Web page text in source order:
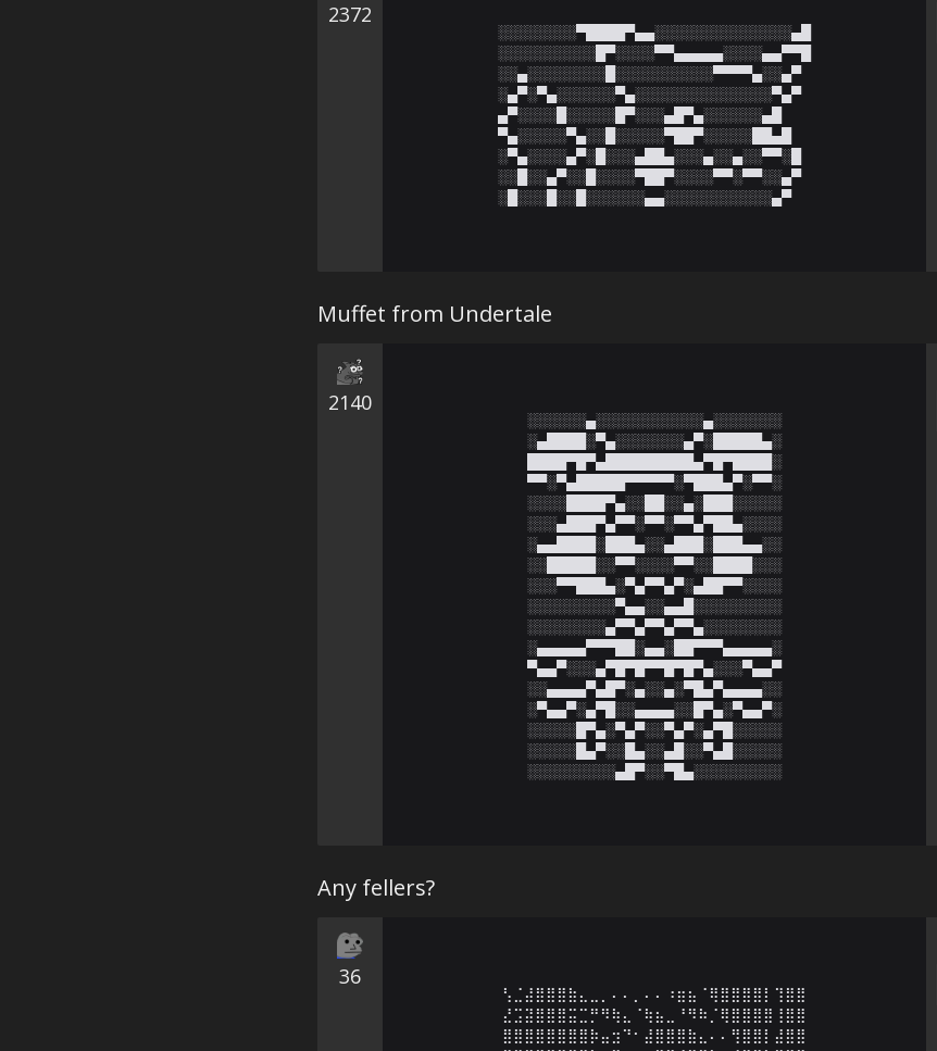
2372
░░░░░░░░▀████▀▄▄░░░░░░░░░░░░░░▄█
░░░░░░░░░░█▀░░░░▀▀▄▄▄▄▄░░░░▄▄▀▀█
░░▄░░░░░░░░█░░░░░░░░░░▀▀▀▀▄░░▄▀
░▄▀░▀▄░░░░░░▀▄░░░░░░░░░░░░░░▀▄▀
▄▀░░░░█░░░░░█▀░░░▄█▀▄░░░░░░▄█
▀▄░░░░░▀▄░░█░░░░░▀██▀░░░░░██▄█
░▀▄░░░░▄▀░█░░░▄██▄░░░▄░░▄░░▀▀░█
░░█░░▄▀░░█░░░░▀██▀░░░░▀▀░▀▀░░▄▀
░█░░░█░░█░░░░░░▄▄░░░░░░░░░░░▄▀
Muffet from Undertale
2140
░░░░░░▄░░░░░░░░░░░▄░░░░░░░
░▄████░▀▄░░░░░░░▄▀░█████▄░
████▀█▀▄█████████▄▀█▀████░
▀▀░▀▄█████▀▀▀▀▀░▀███▄▀░▀▀░
░░░░████▀▄░░██░░▄░███░░░░░
░░░▄███▀▄▀▀░▀▀░▀▀▄▀██▄░░░░
░▄▄████░███▄░░▄███░███▄▄░░
░░█████░░▀▀░░░░▀▀░░████░░░
░░░▀▀███▄░▀▄▀▀▄▀░▄██▀▀░░░░
░░░░░░░░░▀▄▄░░▄▄█░░░░░░░░░
░░░░░░░░▄▀▀▄▀▀▄▀▀▄░░░░░░░░
░▄▄▄▄▄▀▀▀██░▄▄░██▀▀▀▄▄▄▄▄░
▀▄▄▀░░░▄▀█▀█▀▀█▀█▀▄░░░▀▄▄▀
░░▄▄▄▄▀▄█▀░▄░░▄░▀█▄▀▄▄▄▄░░
░▀▄▄▀░▄▀█░░▄▄▄▄░░█▀▄░▀▄▄▀░
░░░░░█▀▄░▀▄▀░░▀▄▀░▄▀█░░░░░
░░░░░█▄▀░░█▄░░▄█░░▀▄█░░░░░
░░░░░░░░░▄█▀░░▀█▄░░░░░░░░░
Any fellers?
36
⢣⣈⣼⣿⣿⣿⣷⣄⣀⡀⠄⠄⡀⠄⠄⠰⣶⣦⠈⢿⣿⣿⣿⣿⡇⢹⣿⣿
⣜⣩⣽⣿⣿⣿⣭⣉⡛⠻⢷⣄⠈⢷⣦⣀⠘⠻⠷⡈⢿⣿⣿⣿⣿⢸⣿⣿
⣿⣿⣿⣿⣿⣿⣿⣿⡷⣤⣲⠙⠂⣼⣿⣿⣿⣷⣄⠄⠄⢻⣿⣿⡇⣼⣿⣿